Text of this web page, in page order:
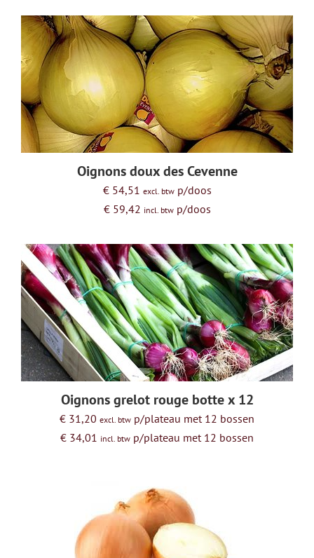
Oignons doux des Cevenne
€ 54,51 excl. btwp/doos
€ 59,42 incl. btwp/doos
Oignons grelot rouge botte x 12
€ 31,20 excl. btw p/plateau met 12 bossen
€ 34,01 incl. btw p/plateau met 12 bossen